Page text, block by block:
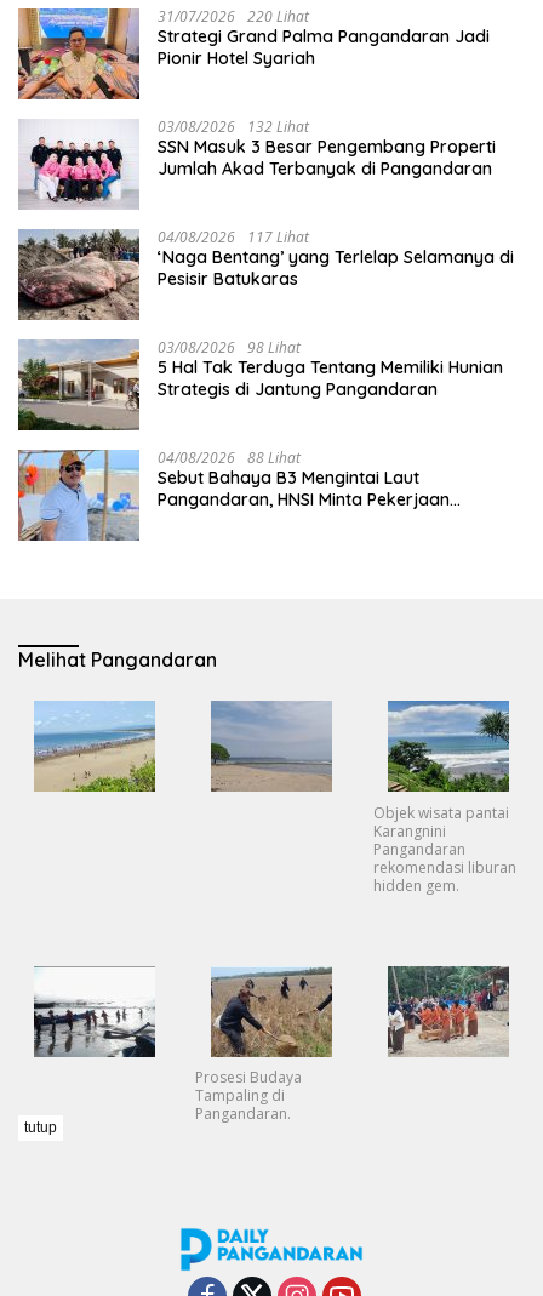
31/07/2026 220 Lihat
Strategi Grand Palma Pangandaran Jadi
Pionir Hotel Syariah
03/08/2026 132 Lihat
SSN Masuk 3 Besar Pengembang Properti
Jumlah Akad Terbanyak di Pangandaran
04/08/2026 117 Lihat
‘Naga Bentang’ yang Terlelap Selamanya di
Pesisir Batukaras
03/08/2026 98 Lihat
5 Hal Tak Terduga Tentang Memiliki Hunian
Strategis di Jantung Pangandaran
04/08/2026 88 Lihat
Sebut Bahaya B3 Mengintai Laut
Pangandaran, HNSI Minta Pekerjaan
Melihat Pangandaran
Objek wisata pantai
Karangnini
Pangandaran
rekomendasi liburan
hidden gem.
Prosesi Budaya
Tampaling di
Pangandaran.
tutup